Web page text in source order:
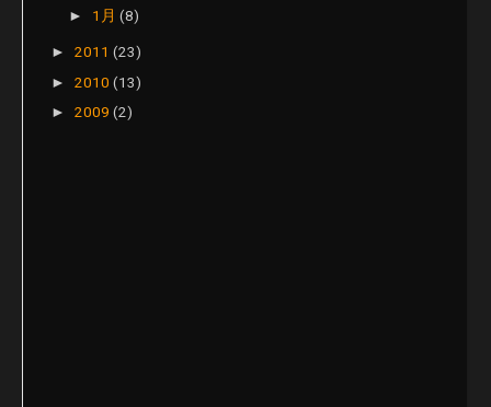
► 1月(8)
► 2011 (23)
► 2010 (13)
► 2009 (2)